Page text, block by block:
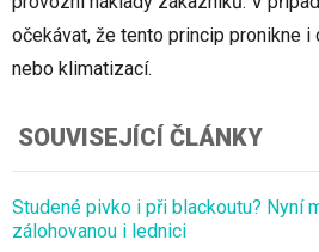
očekávat, že tento princip pronikne
nebo klimatizací.
SOUVISEJÍCÍ ČLÁNKY
Studené pivko i při blackoutu? Nyní
zálohovanou i lednici